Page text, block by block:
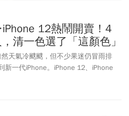
12熱鬧開賣！4
清一色選了「這顏色」
天氣冷颼颼，但不少果迷仍冒雨排
新一代iPhone。iPhone 12、iPhone
11，不過，電信商普遍認為，